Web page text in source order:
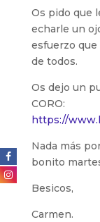
Os pido que
echarle un
esfuerzo que
de todos.
Os dejo un
CORO:
https://
Nada más
bonito
Besicos,
Carmen.